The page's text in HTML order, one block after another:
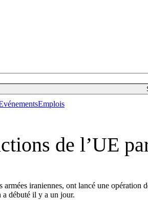
Emplois
de l’UE
iraniennes, ont lancé une
a débuté il y a un jour.